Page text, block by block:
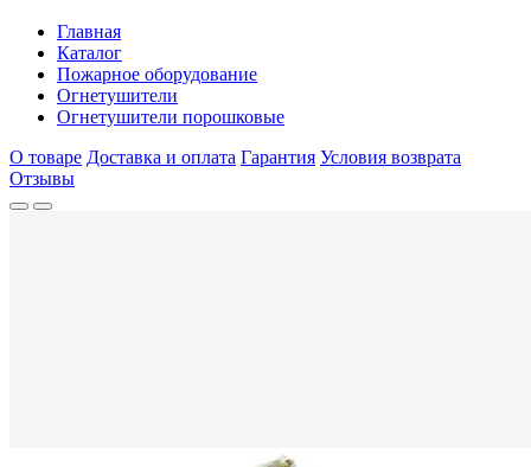
Главная
Каталог
Пожарное оборудование
Огнетушители
Огнетушители порошковые
О товаре Доставка и оплата Гарантия Условия возврата
Отзывы